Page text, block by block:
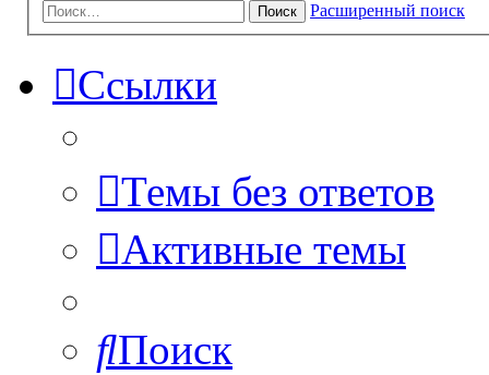
Поиск Расширенный поиск
Ссылки
Темы без ответов
Активные темы
Поиск